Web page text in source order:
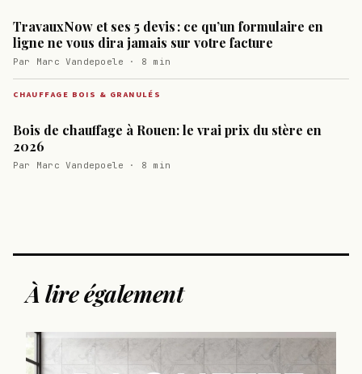
TravauxNow et ses 5 devis : ce qu’un formulaire en
ligne ne vous dira jamais sur votre facture
Par Marc Vandepoele · 8 min
CHAUFFAGE BOIS & GRANULÉS
Bois de chauffage à Rouen: le vrai prix du stère en
2026
Par Marc Vandepoele · 8 min
À lire également